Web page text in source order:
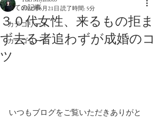
全ての記事
カテゴリー 1
カテゴリー 2
３０代女性、来るもの拒ま
ず去る者追わずが成婚のコ
ツ
2022年6月21日 読了時間: 5分
いつもブログをご覧いただきありがと